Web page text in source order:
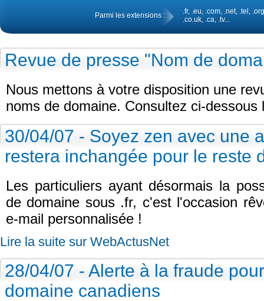
Parmi les extensions :
.fr, .eu, .com, .net, .tel,
.co.uk, .ca, .tv...
Revue de presse "Nom de
Nous mettons à votre disposition une
noms de domaine. Consultez ci-
30/04/07 - Soyez zen avec une
restera inchangée pour le reste
Les particuliers ayant désormais la
de domaine sous .fr, c'est l'occasion
e-mail personnalisée !
Lire la suite sur WebActusNet
28/04/07 - Alerte à la fraude
domaine canadiens